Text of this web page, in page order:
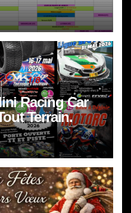
Racing Car
Terrain.